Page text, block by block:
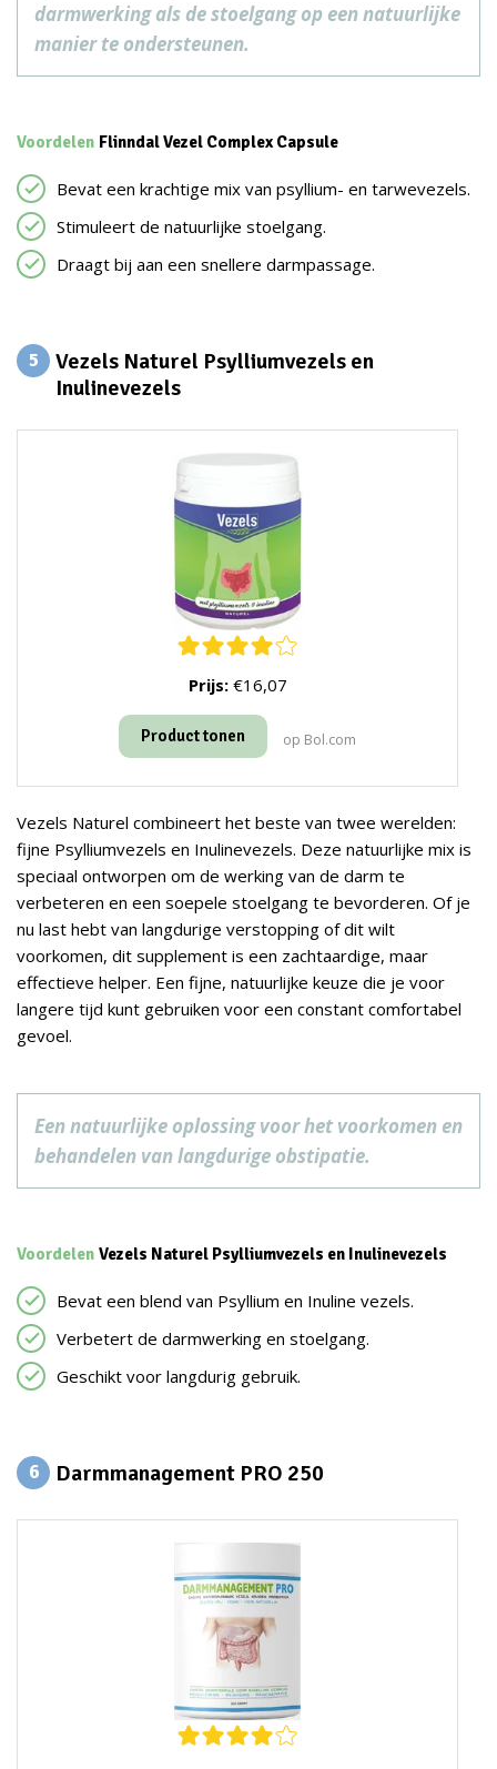
darmwerking als de stoelgang op een natuurlijke
manier te ondersteunen.
Voordelen Flinndal Vezel Complex Capsule
Bevat een krachtige mix van psyllium- en tarwevezels.
Stimuleert de natuurlijke stoelgang.
Draagt bij aan een snellere darmpassage.
5
Vezels Naturel Psylliumvezels en
Inulinevezels
Prijs:€16,07
Product tonen op Bol.com
Vezels Naturel combineert het beste van twee werelden:
fijne Psylliumvezels en Inulinevezels. Deze natuurlijke mix is
speciaal ontworpen om de werking van de darm te
verbeteren en een soepele stoelgang te bevorderen. Of je
nu last hebt van langdurige verstopping of dit wilt
voorkomen, dit supplement is een zachtaardige, maar
effectieve helper. Een fijne, natuurlijke keuze die je voor
langere tijd kunt gebruiken voor een constant comfortabel
gevoel.
Een natuurlijke oplossing voor het voorkomen en
behandelen van langdurige obstipatie.
Voordelen Vezels Naturel Psylliumvezels en Inulinevezels
Bevat een blend van Psyllium en Inuline vezels.
Verbetert de darmwerking en stoelgang.
Geschikt voor langdurig gebruik.
6 Darmmanagement PRO 250